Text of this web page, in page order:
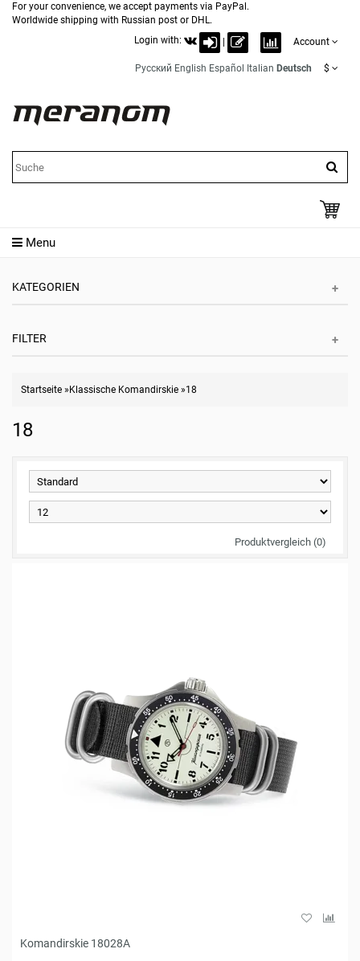
For your convenience, we accept payments via PayPal.
Worldwide shipping with Russian post or DHL.
Login with:
Account
Русский English Español Italian Deutsch $
Menu
KATEGORIEN
FILTER
Startseite » Klassische Komandirskie »18
18
Produktvergleich (0)
Komandirskie 18028A